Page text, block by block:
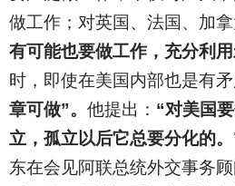
做工作；对英国、法国、加拿
有可能也要做工作，充分利用
时，即使在美国内部也是有矛
章可做”。 他提出： “对美国
立，孤立以后它总要分化的。
东在会见阿联总统外交事务